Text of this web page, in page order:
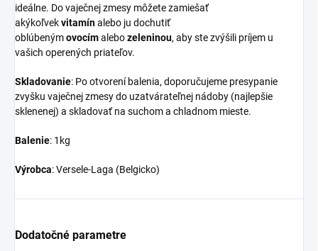
ideálne. Do vaječnej zmesy môžete zamiešať
akýkoľvekvitamínalebo ju dochutiť
oblúbenýmovocímalebozeleninou, aby ste zvýšili príjem u
vašich operených priateľov.
Skladovanie: Po otvorení balenia, doporučujeme presypanie
zvyšku vaječnej zmesy do uzatvárateľnej nádoby (najlepšie
sklenenej) a skladovať na suchom a chladnom mieste.
Balenie: 1kg
Výrobca: Versele-Laga (Belgicko)
Dodatočné parametre